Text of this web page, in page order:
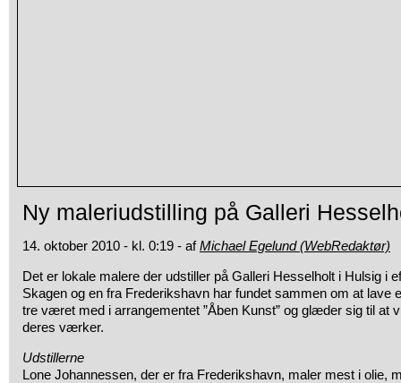
Ny maleriudstilling på Galleri
14. oktober 2010 - kl. 0:19 - afMichael Egelund (WebRedaktør)
Det er lokale malere der udstiller på Galleri Hesselholt i Hulsig i
Skagen og en fra Frederikshavn har fundet sammen om at lave
tre været med i arrangementet ”Åben Kunst” og glæder sig til at
deres værker.
Udstillerne
Lone Johannessen, der er fra Frederikshavn, maler mest i olie,